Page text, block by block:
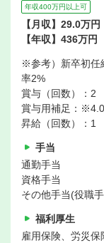
年収400万円以上可
【月収】29.0万円
【年収】436万円
※参考）新卒初任
率2%
賞与（回数）：2
賞与用補足：※4.0
昇給（回数）：1
手当
通勤手当
資格手当
その他手当(役職
福利厚生
雇用保険、労災